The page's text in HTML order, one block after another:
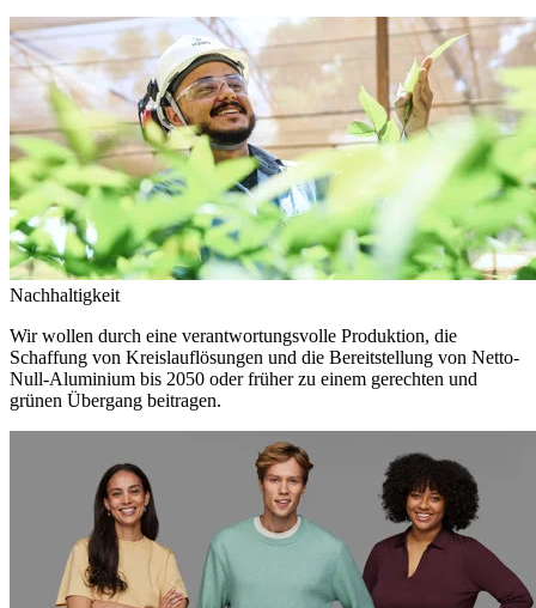
Nachhaltigkeit
Wir wollen durch eine verantwortungsvolle Produktion, die
Schaffung von Kreislauflösungen und die Bereitstellung von Netto-
Null-Aluminium bis 2050 oder früher zu einem gerechten und
grünen Übergang beitragen.